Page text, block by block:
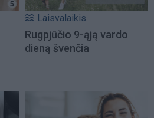
Laisvalaikis
Rugpjūčio 9-ąją vardo
dieną švenčia